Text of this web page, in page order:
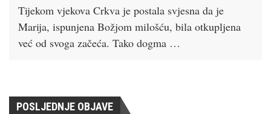
Tijekom vjekova Crkva je postala svjesna da je
Marija, ispunjena Božjom milošću, bila otkupljena
već od svoga začeća. Tako dogma …
POSLJEDNJE OBJAVE